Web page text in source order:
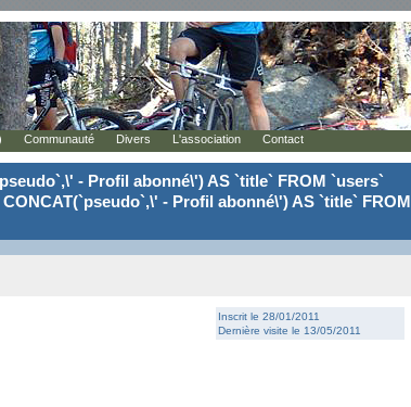
- Profil abonné\') AS `title` FROM `users`
- Profil abonné\') AS `title` FROM
Inscrit le 28/01/2011
Dernière visite le 13/05/2011
Communauté Divers L'association Contact